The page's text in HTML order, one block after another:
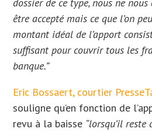
dossier de ce type, nous ne
être accepté mais ce que l’on
montant idéal de l’apport
suffisant pour couvrir tous les
banque.”
Eric Bossaert, courtier
souligne qu’en fonction de
revu à la baisse “lorsqu’il reste